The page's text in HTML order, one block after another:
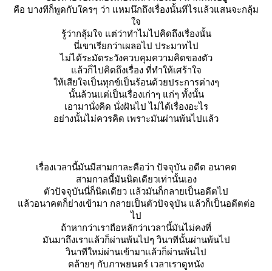
คือ บางทีก็พูดกับใครๆ ว่า แหมนึกถึงเรื่องนั้นทีไรแล้วแสนจะกลุ้ม
จ
รู้ว่ากลุ้มใจ แต่ว่าทำไมไปคิดถึงเรื่องนั้น
นี่เขาเรียกว่าเผลอไป ประมาทไป
ไม่ได้ระมัดระวังควบคุมความคิดของตัว
ล้วก็ไปคิดถึงเรื่อง ที่ทำให้เศร้าใจ
ห้เสียใจเป็นทุกข์เป็นร้อนด้วยประการต่างๆ
นั้นล้วนแต่เป็นเรื่องเก่าๆ แก่ๆ ทั้งนั้น
เอามานั่งคิด นั่งฝันไป ไม่ได้เรื่องอะไร
อย่างนั้นไม่ควรคิด เพราะมันผ่านพ้นไปแล้ว
เรื่องเวลานี้มันมีสามกาละคือว่า ปัจจุบัน อดีต อนาคต
สามกาลนี้มันนิดเดียวเท่านั้นเอง
ตัวปัจจุบันนี่ก็นิดเดียว แล้วมันก็กลายเป็นอดีตไป
ล้วอนาคตก็ย่างเข้ามา กลายเป็นตัวปัจจุบัน แล้วก็เป็นอดีตต่อ
ไป
ถ้าหากว่าเราถือหลักว่าเวลานี้มันไม่คงที่
มันมาถึงเราแล้วก็ผ่านพ้นไปๆ วินาทีนั้นผ่านพ้นไป
วินาทีใหม่ผ่านเข้ามาแล้วก็ผ่านพ้นไป
คล้ายๆ กับภาพยนตร์ เวลาเราดูหนัง